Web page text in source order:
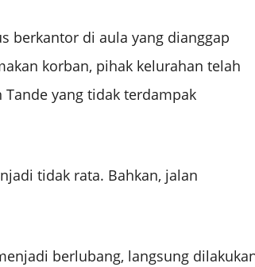
berkantor di aula yang dianggap
korban, pihak kelurahan telah
yang tidak terdampak
tidak rata. Bahkan, jalan
berlubang, langsung